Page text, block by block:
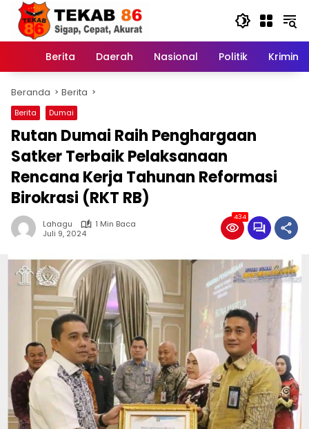
Langsung
konten
Home
Berita Daerah Nasional Politik Kriminal
Beranda Berita
Berita Dumai
Rutan Dumai Raih Penghargaan
Satker Terbaik Pelaksanaan
Rencana Kerja Tahunan Reformasi
Birokrasi (RKT RB)
Lahagu
1 Min Baca
Juli 9, 2024
434